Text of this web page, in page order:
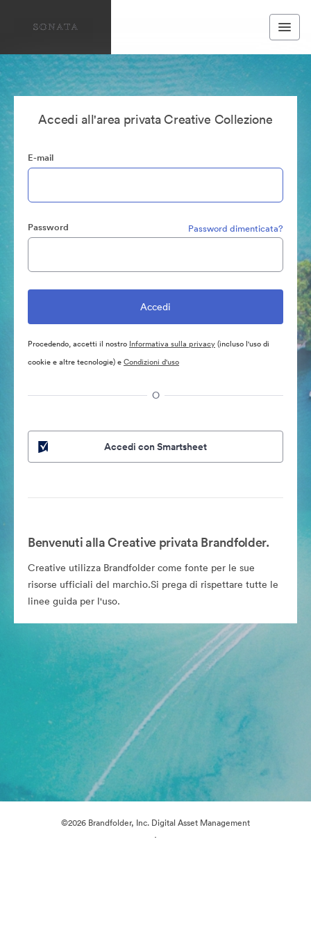
Accedi all'area privata Creative Collezione
E-mail
Password Password dimenticata?
Procedendo, accetti il nostro Informativa sulla privacy(incluso l'uso di
cookie e altre tecnologie) eCondizioni d'uso
O
Accedi con Smartsheet
Benvenuti alla Creative privata Brandfolder.
Creative utilizza Brandfolder come fonte per le sue
risorse ufficiali del marchio.Si prega di rispettare tutte le
linee guida per l'uso.
©2026 Brandfolder, Inc. Digital Asset Management
·